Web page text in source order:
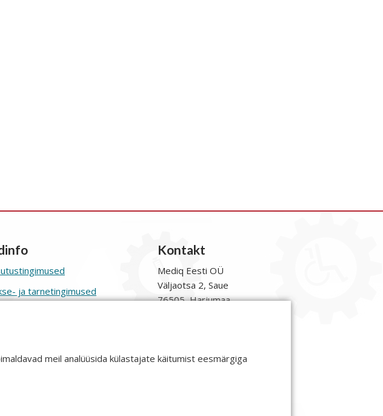
ja tarnetingimused
j äätmete tagastus
Kontakt
Mediq Eesti OÜ
Väljaotsa 2, Saue
76505, Harjumaa
meil analüüsida külastajate käitumist eesmärgiga